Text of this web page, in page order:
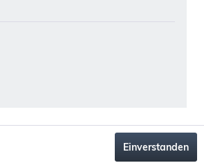
Einverstanden